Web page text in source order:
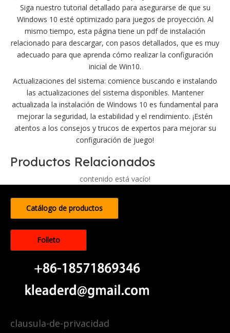
Siga nuestro tutorial detallado para asegurarse de que su
Windows 10 esté optimizado para juegos de proyección. Al
mismo tiempo, esta página tiene un pdf de instalación
relacionado para descargar, con pasos detallados, que es muy
adecuado para que aprenda cómo realizar la configuración
inicial de Win10.
Actualizaciones del sistema: comience buscando e instalando
las actualizaciones del sistema disponibles. Mantener
actualizada la instalación de Windows 10 es fundamental para
mejorar la seguridad, la estabilidad y el rendimiento. ¡Estén
atentos a los consejos y trucos de expertos para mejorar su
configuración de juego!
Productos Relacionados
contenido está vacío!
Catálogo de productos
Folleto
clausula-de-privacidad